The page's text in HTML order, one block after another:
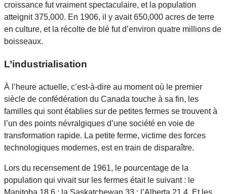
croissance fut vraiment spectaculaire, et la population
atteignit 375,000. En 1906, il y avait 650,000 acres de terre
en culture, et la récolte de blé fut d’environ quatre millions de
boisseaux.
L’industrialisation
À l’heure actuelle, c’est-à-dire au moment où le premier
siècle de confédération du Canada touche à sa fin, les
familles qui sont établies sur de petites fermes se trouvent à
l’un des points névralgiques d’une société en voie de
transformation rapide. La petite ferme, victime des forces
technologiques modernes, est en train de disparaître.
Lors du recensement de 1961, le pourcentage de la
population qui vivait sur les fermes était le suivant : le
Manitoba 18.6 ; la Saskatchewan 33 ; l’Alberta 21.4. Et les